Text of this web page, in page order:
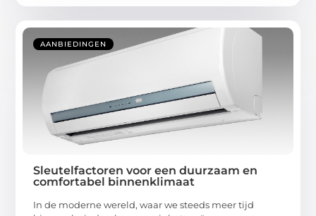
AANBIEDINGEN
Sleutelfactoren voor een duurzaam en
comfortabel binnenklimaat
In de moderne wereld, waar we steeds meer tijd